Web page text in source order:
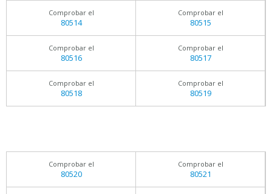
Comprobar el
80514
Comprobar el
80515
Comprobar el
80516
Comprobar el
80517
Comprobar el
80518
Comprobar el
80519
Comprobar el
80520
Comprobar el
80521